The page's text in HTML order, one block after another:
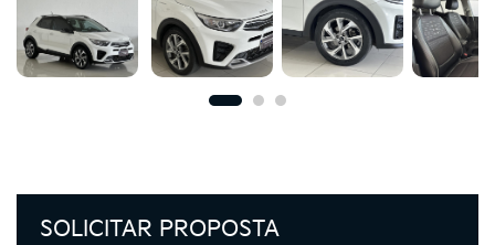
SOLICITAR PROPOSTA